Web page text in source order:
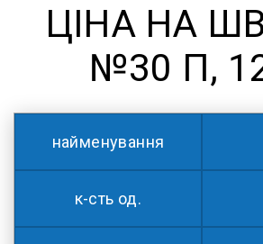
ЦІНА НА
№30 П,
найменування
к-сть од.